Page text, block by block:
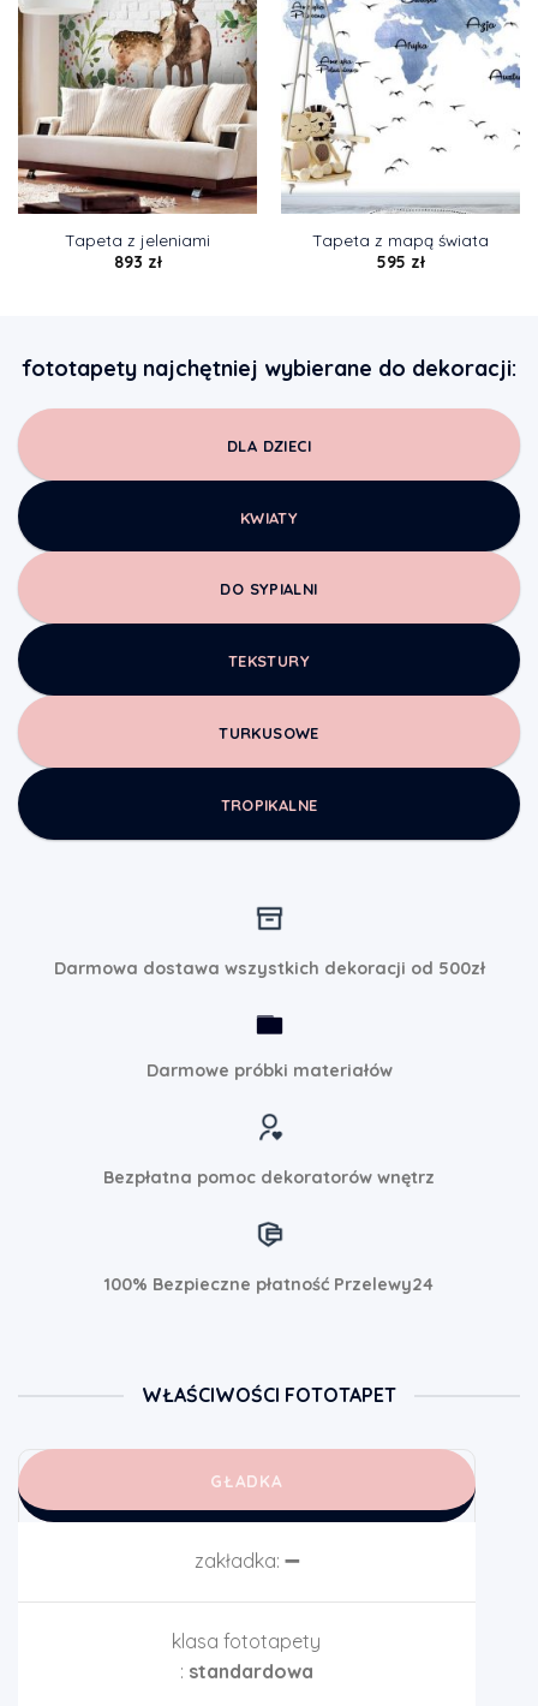
Tapeta z jeleniami
893 zł
Tapeta z mapą świata
595 zł
fototapety najchętniej wybierane do dekoracji:
DLA DZIECI
KWIATY
DO SYPIALNI
TEKSTURY
TURKUSOWE
TROPIKALNE
Darmowa dostawa wszystkich dekoracji od 500zł
Darmowe próbki materiałów
Bezpłatna pomoc dekoratorów wnętrz
100% Bezpieczne płatność Przelewy24
WŁAŚCIWOŚCI FOTOTAPET
GŁADKA
zakładka: ➖
klasa fototapety
: standardowa